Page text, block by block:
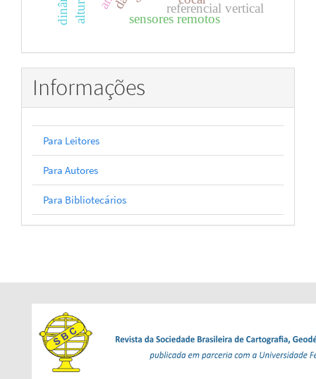
referencial vertical
sensores remotos
Informações
Para Leitores
Para Autores
Para Bibliotecários